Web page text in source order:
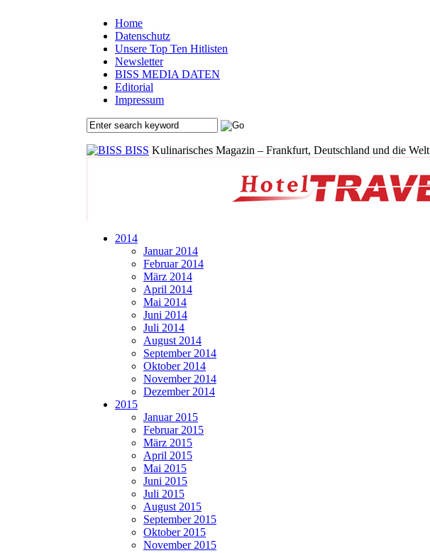
Home
Datenschutz
Unsere Top Ten Hitlisten
Newsletter
BISS MEDIA DATEN
Editorial
Impressum
BISS Kulinarisches Magazin – Frankfurt, Deutschland und die Welt
2014
Januar 2014
Februar 2014
März 2014
April 2014
Mai 2014
Juni 2014
Juli 2014
August 2014
September 2014
Oktober 2014
November 2014
Dezember 2014
2015
Januar 2015
Februar 2015
März 2015
April 2015
Mai 2015
Juni 2015
Juli 2015
August 2015
September 2015
Oktober 2015
November 2015